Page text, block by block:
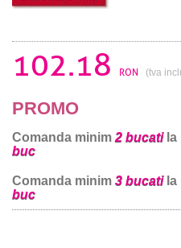
102.18 RON (tva
PROMO
Comanda minim 2 bucatila
buc
Comanda minim 3 bucatila
buc